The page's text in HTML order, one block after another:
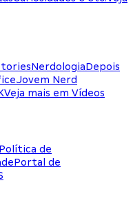
NerdologiaDepois
Jovem Nerd
Veja mais em Vídeos
Política de
Portal de